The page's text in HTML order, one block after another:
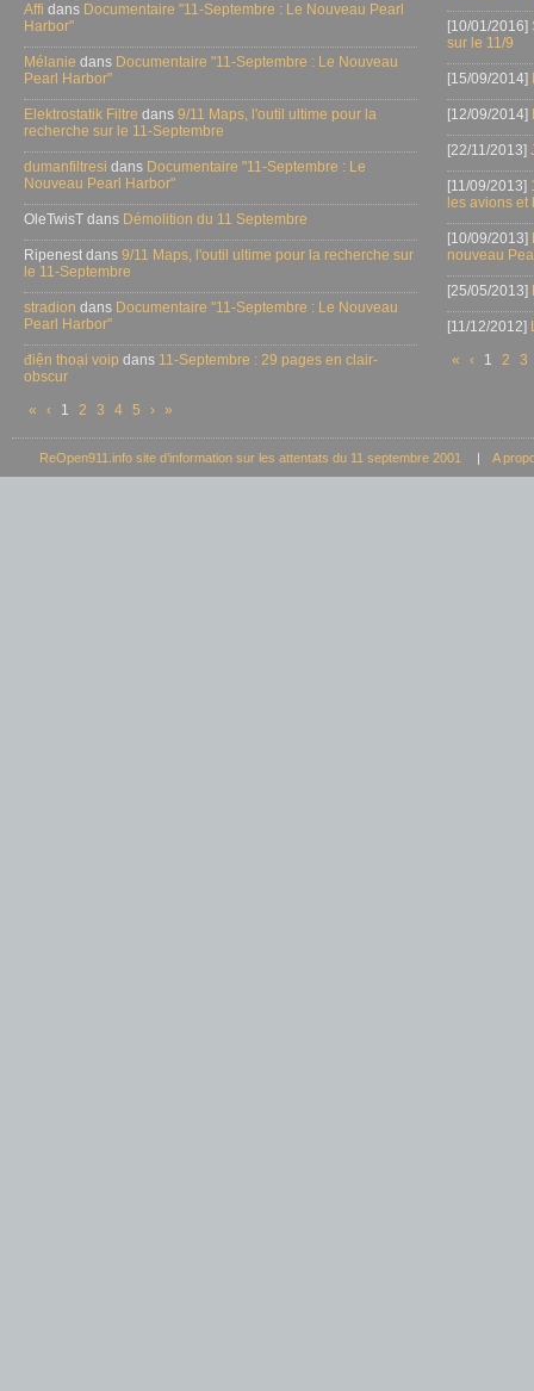
Affi dans Documentaire "11-Septembre : Le Nouveau Pearl
Harbor"
Mélanie dans Documentaire "11-Septembre : Le Nouveau
Pearl Harbor"
Elektrostatik Filtre dans 9/11 Maps, l'outil ultime pour la
recherche sur le 11-Septembre
dumanfiltresi dans Documentaire "11-Septembre : Le
Nouveau Pearl Harbor"
OleTwisT dans Démolition du 11 Septembre
Ripenest dans 9/11 Maps, l'outil ultime pour la recherche sur
le 11-Septembre
stradion dans Documentaire "11-Septembre : Le Nouveau
Pearl Harbor"
điện thoại voip dans 11-Septembre : 29 pages en clair-
obscur
«
‹ 1 2 3 4 5 › »
[10/01/2016]
sur le 11/9
[15/09/2014]
[12/09/2014]
[22/11/2013]
[11/09/2013]
les avions
[10/09/2013]
nouveau
[25/05/2013]
[11/12/2012]
«
‹ 1 2 3
ReOpen911.info site d’information sur les attentats du 11 septembre 2001 | A